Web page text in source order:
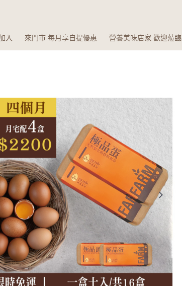
入 來門市 每月享自提優惠 營養美味店家 歡迎蒞臨